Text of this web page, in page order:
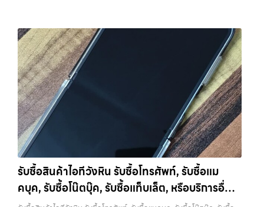
คิดว่าเรียบร้อย เพราะถ้าพลาดขึ้นมา จะไม่สามารถย้อนกลับไปแก้ไขได้อีก 2.
ออกจาก iCloud และ Apple ID ให้สมบูรณ์ ขั้นตอนนี้ถือว่าสำคัญที่สุดใน
การขาย iPhone หากยังมี Apple ID อยู่ในเครื่อง จะทำให้เกิดสิ่งที่เรียกว่า
Activation Lock ซึ่งทำให้ไม่สามารถใช้งานเครื่องต่อได้ ในมุมของร้านรับ
ซื้อ เครื่องที่ติด iCloud มีความเสี่ยงสูง เพราะไม่สามารถนำไปขายต่อได้
ทันที บางร้านอาจไม่รับซื้อเลย หรือถ้ารับก็จะกดราคาลงอย่างมาก การออก
จาก iCloud ทำได้ไม่ยาก เพียงเข้าไปที่การตั้งค่า กดชื่อบัญชีของตัวเอง
แล้วเลือกออกจากระบบ จากนั้นใส่รหัสผ่านเพื่อยืนยัน หลังจากออกแล้ว
ควรตรวจสอบอีกครั้งว่าหน้า Settings ไม่มีชื่อบัญชีของคุณเหลืออยู่ เพื่อ
ให้มั่นใจว่าเครื่องพร้อมสำหรับผู้ใช้งานใหม่จริงๆ 3. รีเซ็ตเครื่องให้เหมือน
เครื่องใหม่ เมื่อสำรองข้อมูลและออกจาก iCloud เรียบร้อยแล้ว ขั้นตอนต่อ
ไปคือการรีเซ็ตเครื่องให้เป็นค่าเริ่มต้นจากโรงงาน การรีเซ็ตจะช่วยลบข้อมูล
ทั้งหมดออกจากเครื่อง ทำให้เครื่องอยู่ในสภาพเหมือนใหม่ ซึ่งเป็นสิ่งที่ผู้ซื้อ
หรือร้านต้องการมากที่สุด เพราะสามารถนำไปใช้งานต่อได้ทันที ขั้นตอนนี้ยัง
ช่วยสร้างความมั่นใจให้กับผู้รับซื้อว่าไม่มีข้อมูลส่วนตัวหลงเหลืออยู่ ลด
ราคาในตลาดมือสอง เรายังมีบริการที่รวดเร็ว และจ่ายเงินสดทันที ไม่มีค่า
ธรรมเนียมซ่อนเร้นค่ะ ทำไมต้องขายไอโฟนกับเรา?
รับซื้อทุกรุ่น ทุกสภาพ
- ไม่ว่าจะเป็นเครื่องใหม่ เครื่องใช้งาน หรือเครื่องที่มีตำหนิเล็กน้อย เรารับซื้อ
หมด
ราคายุติธรรม - ประเมินราคาตามสภาพเครื่องจริง ให้ราคาสูงถึง
70% ของราคาตลาดมือสอง
รวดเร็วทันใจ - ประเมินและจ่ายเงินทันที ไม่
ต้องรอนาน
ปลอดภัย 100% - มีหน้าร้านจริง บริการโปร่งใส ตรวจสอบ
ได้
รับซื้อถึงที่ - มีบริการรับซื้อถึงบ้านในกรุงเทพและปริมณฑลเช็กราคา
รับซื้อ iPhone แต่ละรุ่นมาดูกันว่าแต่ละรุ่นเรารับซื้อในราคาเท่าไหร่บ้าง
(ราคาอัพเดทล่าสุดเดือนพฤศจิกายน 2024)
iPhone 11 (ปี
2019)iPhone 11 เป็นรุ่นที่ได้รับความนิยมมากในตอนที่เปิดตัว มาพร้อม
กล้องคู่ ชิป A13 Bionic และหน้าจอ Liquid Retina ขนาด 6.1 นิ้ว แม้จะ
เป็นรุ่นที่ออกมาได้สักระยะแล้ว แต่ก็ยังใช้งานได้ดีและรองรับ iOS เวอร์ชัน
ล่าสุดราคารับซื้อ iPhone 11:iPhone 11 64GB รับซื้อได้ที่ 7,000 บาท
ราคาตลาดมือสอง: 10,000 บาทiPhone 11 128GB รับซื้อได้ที่ 8,400
รับซื้อสินค้าไอทีวังหิน รับซื้อโทรศัพท์, รับซื้อแม
คบุค, รับซื้อโน๊ตบุ๊ค, รับซื้อแท็บเล็ต, หรือบริการอื่นๆ